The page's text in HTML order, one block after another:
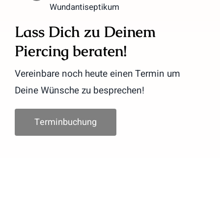
Wundantiseptikum
Lass Dich zu Deinem
Piercing beraten!
Vereinbare noch heute einen Termin um
Deine Wünsche zu besprechen!
Terminbuchung